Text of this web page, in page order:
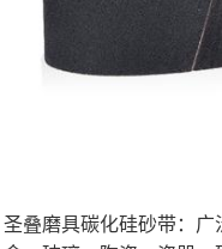
圣叠磨具碳化硅砂带：